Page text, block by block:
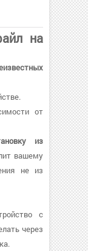
на
от
из
вашему
не из
с
через